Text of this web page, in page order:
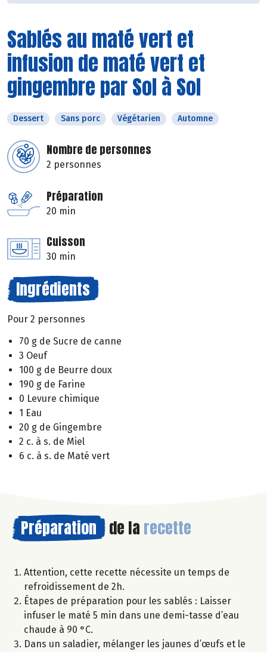
Sablés au maté vert et
infusion de maté vert et
gingembre par Sol à Sol
Dessert Sans porc Végétarien Automne
Nombre de personnes
2 personnes
Préparation
20 min
Cuisson
30 min
Ingrédients
Pour 2 personnes
70 g de Sucre de canne
3 Oeuf
100 g de Beurre doux
190 g de Farine
0 Levure chimique
1 Eau
20 g de Gingembre
2 c. à s. de Miel
6 c. à s. de Maté vert
Préparation de la recette
Attention, cette recette nécessite un temps de
refroidissement de 2h.
Étapes de préparation pour les sablés : Laisser
infuser le maté 5 min dans une demi-tasse d’eau
chaude à 90 °C.
Dans un saladier, mélanger les jaunes d’œufs et le